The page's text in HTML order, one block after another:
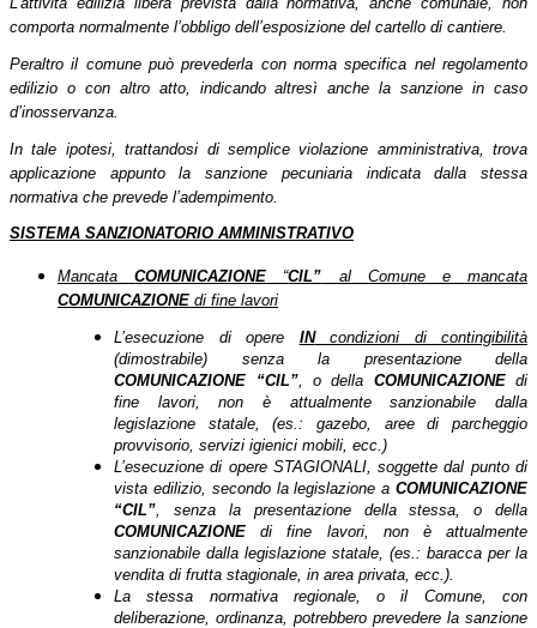
comporta normalmente l’obbligo dell’esposizione del cartello di cantiere.
Peraltro il comune può prevederla con norma specifica nel regolamento
edilizio o con altro atto, indicando altresì anche la sanzione in caso
d’inosservanza.
In tale ipotesi, trattandosi di semplice violazione amministrativa, trova
applicazione appunto la sanzione pecuniaria indicata dalla stessa
normativa che prevede l’adempimento.
SISTEMA SANZIONATORIO AMMINISTRATIVO
MancataCOMUNICAZIONE “CIL” al Comune e mancata
COMUNICAZIONE di fine lavori
L’esecuzione di opere INcondizioni di contingibilità
(dimostrabile) senza la presentazione della
COMUNICAZIONE
“CIL”, o della COMUNICAZIONEdi
fine lavori, non è attualmente sanzionabile dalla
legislazione statale, (es.: gazebo, aree di parcheggio
provvisorio, servizi igienici mobili, ecc.)
L’esecuzione di opere STAGIONALI, soggette dal punto di
vista edilizio, secondo la legislazione a COMUNICAZIONE
“CIL” , senza la presentazione della stessa, o della
COMUNICAZIONE di fine lavori, non è attualmente
sanzionabile dalla legislazione statale, (es.: baracca per la
vendita di frutta stagionale, in area privata, ecc.).
La stessa normativa regionale, o il Comune, con
deliberazione, ordinanza, potrebbero prevedere la sanzione